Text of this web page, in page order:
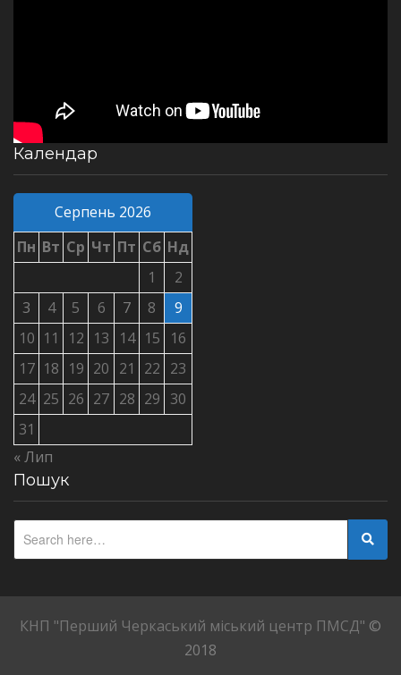
Календар
Серпень 2026
Пн Вт Ср Чт Пт Сб Нд
1
2
3
4 5 6 7 8
9
10 11 12 13 14 15
16
17 18 19 20 21 22 23
24 25 26 27 28 29 30
31
« Лип
Пошук
КНП "Перший Черкаський міський центр ПМСД" ©
2018